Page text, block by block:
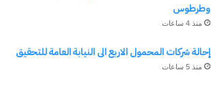
وطرطوس
منذ 4 ساعات
إحالة شركات المحمول الاربع الى النيابة العامة للتحقيق
منذ 5 ساعات